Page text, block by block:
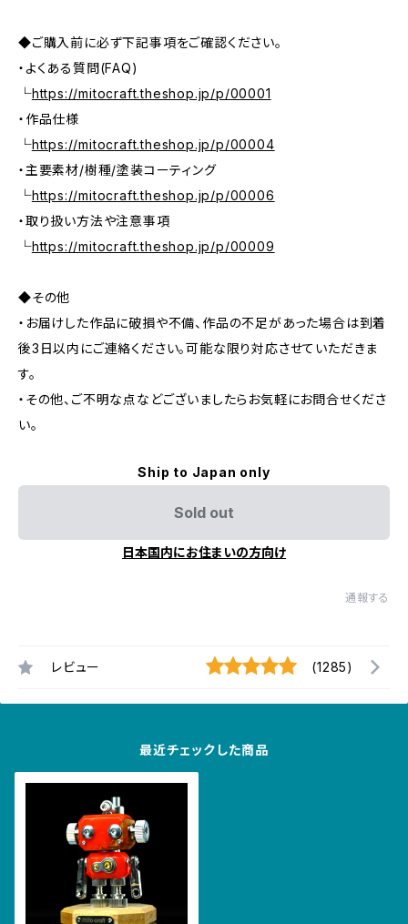
◆ご購入前に必ず下記事項をご確認ください。
・よくある質問(FAQ)
└https://mitocraft.theshop.jp/p/00001
・作品仕様
└https://mitocraft.theshop.jp/p/00004
・主要素材/樹種/塗装コーティング
└https://mitocraft.theshop.jp/p/00006
・取り扱い方法や注意事項
└https://mitocraft.theshop.jp/p/00009
◆その他
・お届けした作品に破損や不備、作品の不足があった場合は到着
後3日以内にご連絡ください。可能な限り対応させていただきま
す。
・その他、ご不明な点などございましたらお気軽にお問合せくださ
い。
Ship to Japan only
Sold out
日本国内にお住まいの方向け
通報する
レビュー (1285)
最近チェックした商品